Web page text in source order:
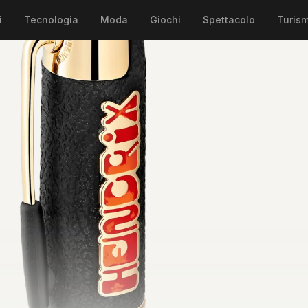
Tecnologia Moda Giochi Spettacolo